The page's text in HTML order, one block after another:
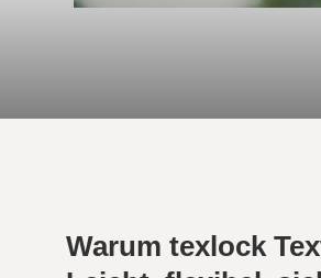
Warum texlock